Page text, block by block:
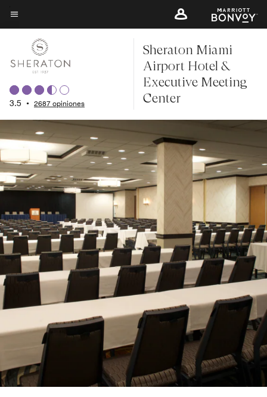
Skip
to
content
Texto del menú
3.5 • 2687 opiniones
Sheraton Miami
Airport Hotel &
Executive Meeting
Center